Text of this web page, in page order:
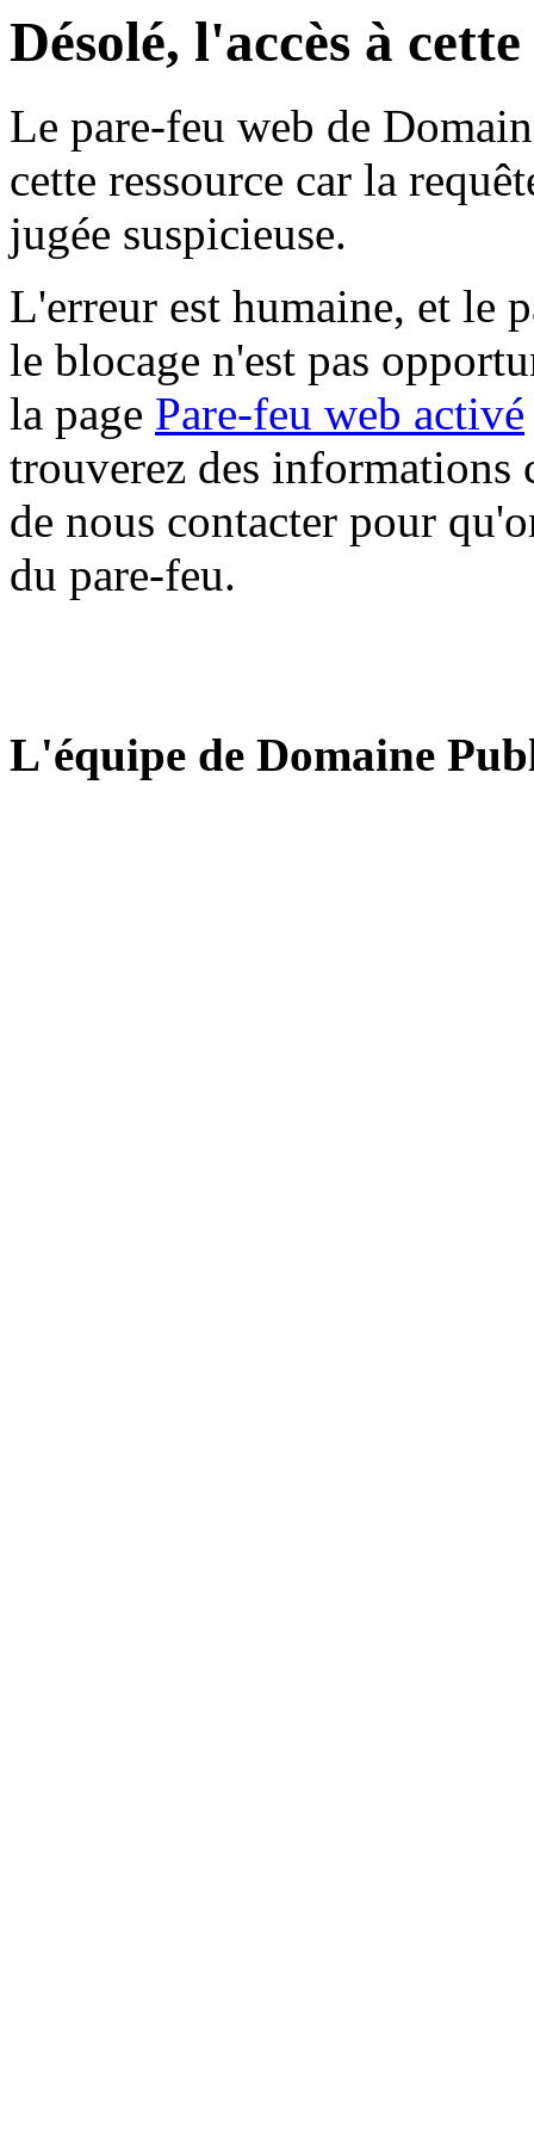
Désolé, l'accès à
Le pare-feu web de
cette ressource car la
jugée suspicieuse.
L'erreur est humaine, et le
le blocage n'est pas
la page Pare-feu web activé
trouverez des informations
de nous contacter pour
du pare-feu.
L'équipe de Domaine